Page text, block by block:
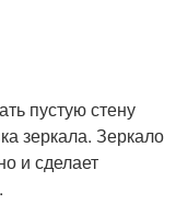
пустую стену
зеркала. Зеркало
и сделает